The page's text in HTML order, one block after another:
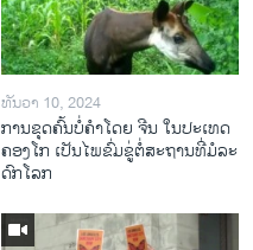
ທັນວາ 10, 2024
ການ​ຂຸດ​ຄົ້ນ​ບໍ່​ຄຳ​ໂດຍ ຈີນ ໃນ​ປະ​ເທດ
ຄອງ​ໂກ ເປັນ​ໄພ​ຂົ່ມ​ຂູ່​ຕໍ່​ສະ​ຖານ​ທີ່​ມໍ​ລະ​
ດົກ​ໂລກ​